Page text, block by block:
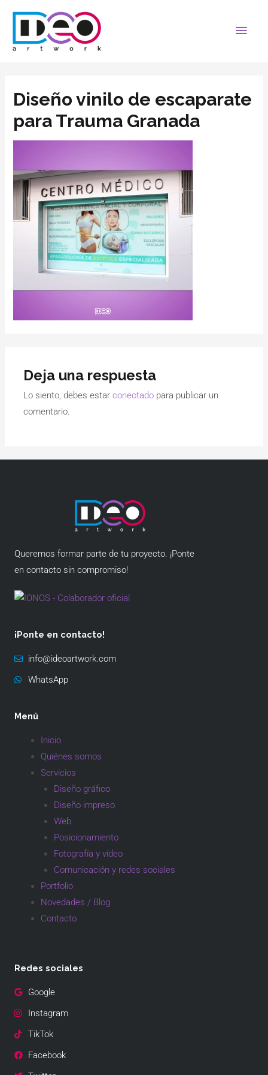
Diseño vinilo de escaparate
para Trauma Granada
Deja una respuesta
Lo siento, debes estarconectado para publicar un
comentario.
Queremos formar parte de tu proyecto. ¡Ponte
en contacto sin compromiso!
¡Ponte en contacto!
info@ideoartwork.com
WhatsApp
Menú
Inicio
Quiénes somos
Servicios
Diseño gráfico
Diseño impreso
Web
Posicionamiento
Fotografía y vídeo
Comunicación y redes sociales
Portfolio
Novedades / Blog
Contacto
Redes sociales
Google
Instagram
TikTok
Facebook